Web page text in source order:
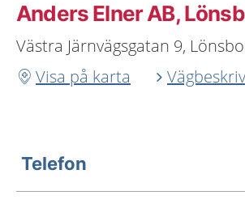
Anders Elner AB,
Västra Järnvägsgatan 9,
Visa på karta
Telefon